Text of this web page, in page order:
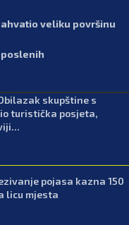
veliku površinu
skupštine s
turistička posjeta,
pojasa kazna 150
licu mjesta